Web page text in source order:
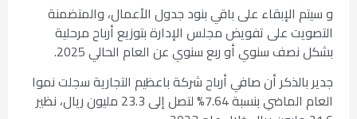
و سيتم الإبقاء على باقي بنود جدول الأعمال، والمتضمنة
التصويت على تفويض مجلس الإدارة بتوزيع أرباح مرحلية
بشكل نصف سنوي أو ربع سنوي عن العام الحالي 2025.
جدير بالذكر أن صافي أرباح شركة باعظيم التجارية سجلت نموا
العام الماضي بنسبة 7.64% لتصل إلى 23.3 مليون ريال، نظير